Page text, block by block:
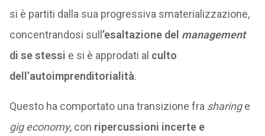
si è partiti dalla sua progressiva smaterializzazione,
concentrandosi sull ’esaltazione del management
di se stessi e si è approdati al culto
dell’autoimprenditorialità.
Questo ha comportato una transizione fra sharinge
gig economy, con ripercussioni incerte e